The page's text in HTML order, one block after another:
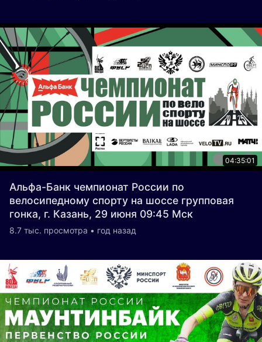
04:35:01
Альфа-Банк чемпионат России по
велосипедному спорту на шоссе групповая
гонка, г. Казань, 29 июня 09:45 Мск
8.7 тыс. просмотра • год назад